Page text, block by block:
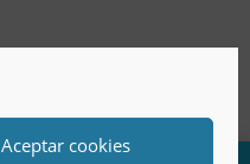
Aceptar cookies